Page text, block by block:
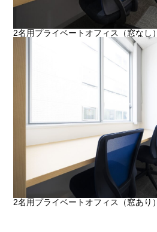
2名用プライベートオフィス（窓なし）
2名用プライベートオフィス（窓あり）